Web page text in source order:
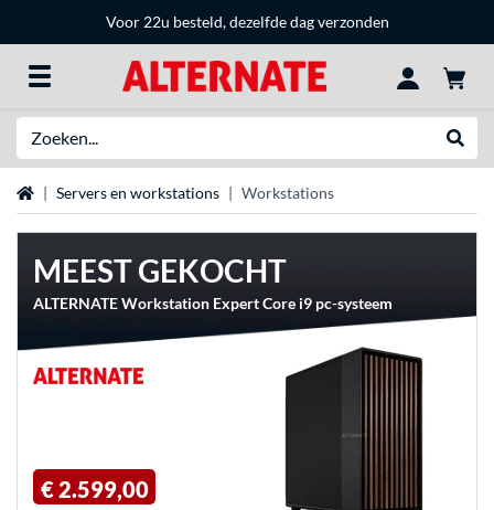
Voor 22u besteld, dezelfde dag verzonden
HomeServers en workstations Workstations
MEEST GEKOCHT
ALTERNATE Workstation Expert Core i9 pc-systeem
€ 2.599,00